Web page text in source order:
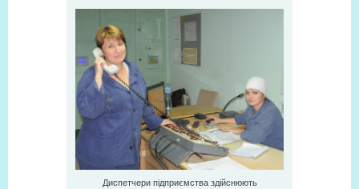
Диспетчери підприємства здійснюють